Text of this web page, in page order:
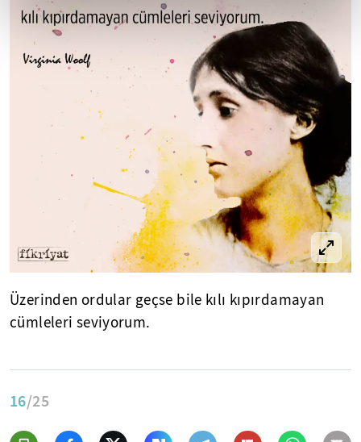
Üzerinden ordular geçse bile kılı kıpırdamayan
cümleleri seviyorum.
16/25